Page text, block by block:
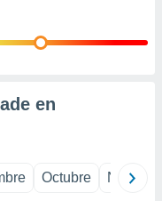
en
Octubre